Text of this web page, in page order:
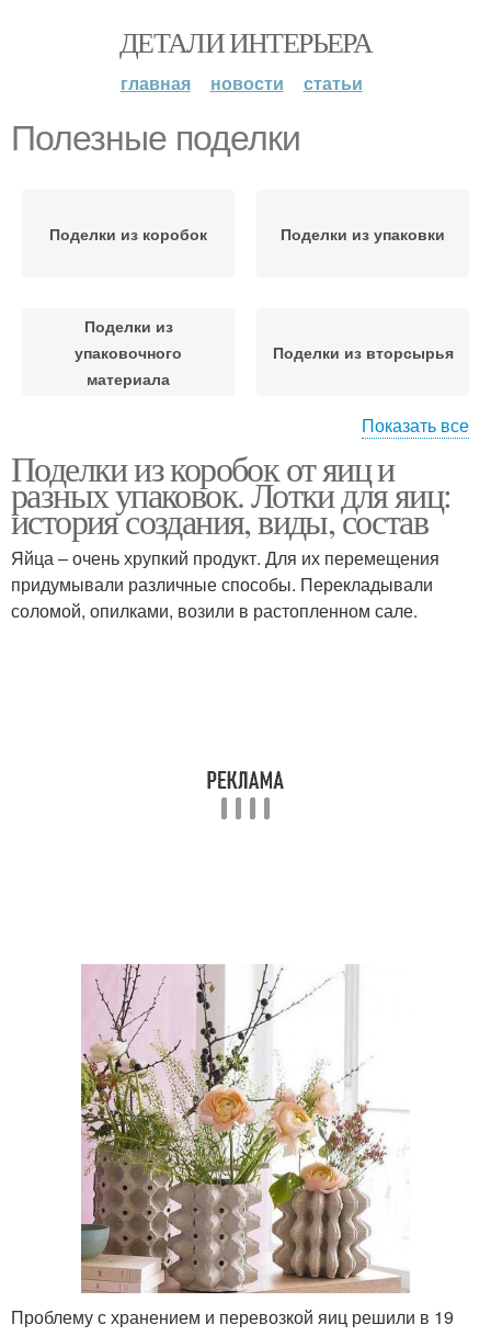
ДЕТАЛИ ИНТЕРЬЕРА
главная новости статьи
Полезные поделки
Поделки из коробок Поделки из упаковки
Поделки из
упаковочного
материала
Поделки из вторсырья
пластиковых бутылок
полиэтилена
Поделки из бросовых
материалов
Пасхальные поделки
Поделки из природного
материала
Красивые поделки
Поделки для малышей Лёгкие поделки
Поделки из подручных
материалов
Поделки из разных
материалов
Показать все
Поделки из коробок от яиц и
разных упаковок. Лотки для яиц:
история создания, виды, состав
Яйца – очень хрупкий продукт. Для их перемещения
придумывали различные способы. Перекладывали
соломой, опилками, возили в растопленном сале.
Проблему с хранением и перевозкой яиц решили в 19